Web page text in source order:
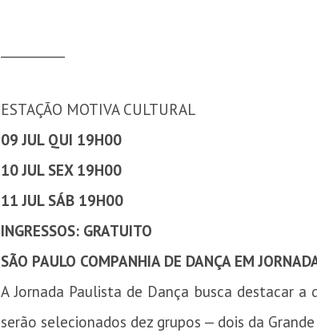
ESTAÇÃO MOTIVA CULTURAL
09 JUL QUI 19H00
10 JUL SEX 19H00
11 JUL SÁB 19H00
INGRESSOS: GRATUITO
SÃO PAULO COMPANHIA DE DANÇA EM
A Jornada Paulista de Dança busca destacar
serão selecionados dez grupos — dois da